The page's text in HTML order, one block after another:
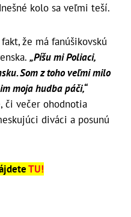
kolo sa veľmi teší.
že má fanúšikovskú
„Píšu mi Poliaci,
Som z toho veľmi milo
moja hudba páči,“
či večer ohodnotia
diváci a posunú
TU!